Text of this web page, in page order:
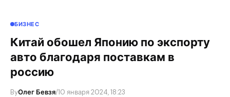
БИЗНЕС
Китай обошел Японию по экспорту
авто благодаря поставкам в
россию
ByОлег Бевзя/10 января 2024, 18:23